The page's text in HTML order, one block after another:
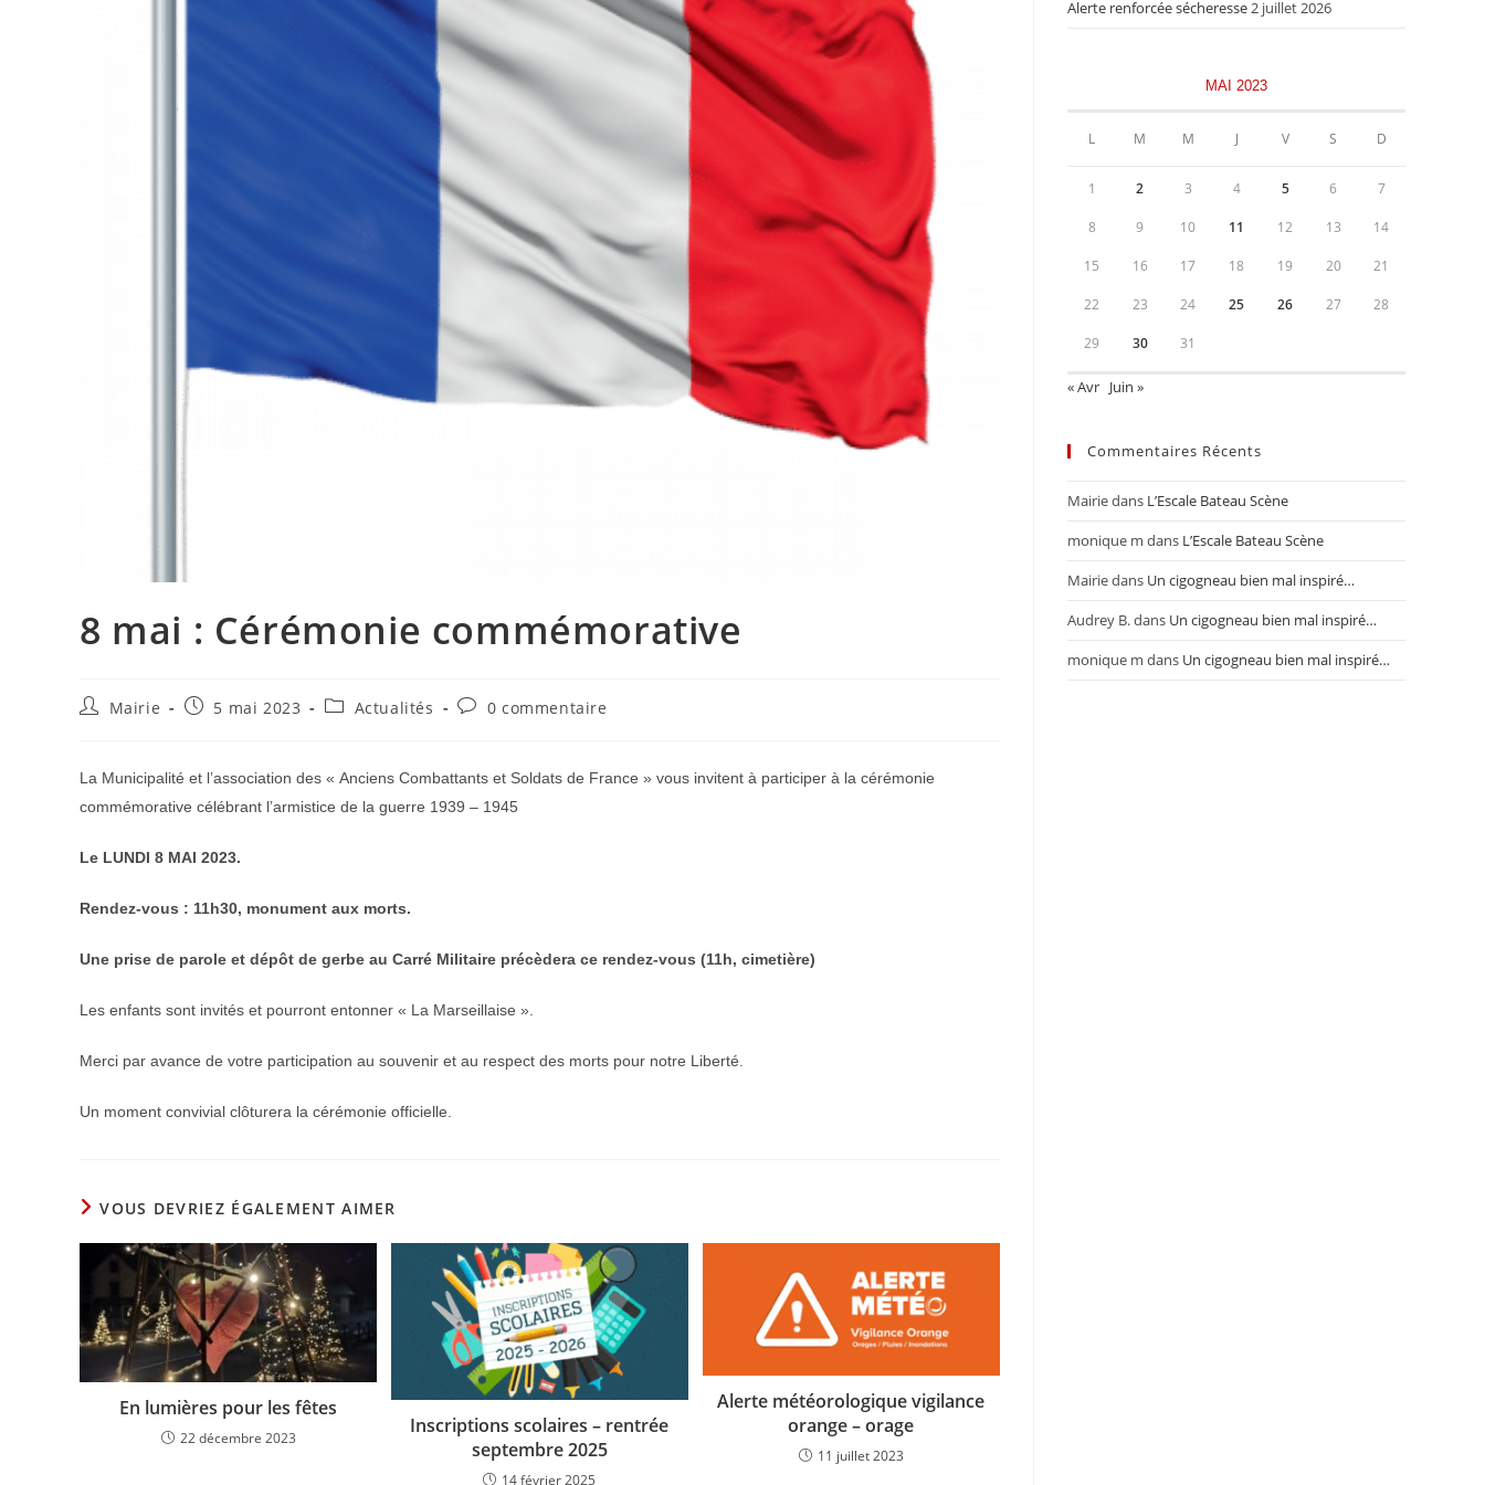
8 mai : Cérémonie commémorative
Auteur/autrice
publication :
Mairie
Publication
5 mai 2023
PostActualités
Commentaires
publication :
0 commentaire
La Municipalité et l’association des « Anciens Combattants et Soldats de France » vous invitent à participer à la cérémonie
commémorative célébrant l’armistice de la guerre 1939 – 1945
Le LUNDI 8 MAI 2023.
Rendez-vous : 11h30, monument aux morts.
Une prise de parole et dépôt de gerbe au Carré Militaire précèdera ce rendez-vous (11h, cimetière)
Les enfants sont invités et pourront entonner « La Marseillaise ».
Merci par avance de votre participation au souvenir et au respect des morts pour notre Liberté.
Un moment convivial clôturera la cérémonie officielle.
VOUS DEVRIEZ ÉGALEMENT AIMER
En lumières pour les fêtes
22 décembre 2023
Inscriptions scolaires – rentrée
septembre 2025
14 février 2025
Alerte météorologique vigilance
orange – orage
11 juillet 2023
Alerte renforcée sécheresse2 juillet 2026
MAI 2023
L M M J V S D
1 2 3 4 5 6 7
8 9 10 11 12 13 14
15 16 17 18 19 20 21
22 23 24 25 26 27 28
29 30 31
« Avr Juin »
Commentaires Récents
Mairiedans L’Escale Bateau Scène
monique m dans L’Escale Bateau Scène
Mairiedans Un cigogneau bien mal inspiré…
Audrey B.dans Un cigogneau bien mal inspiré…
monique m dans Un cigogneau bien mal inspiré…